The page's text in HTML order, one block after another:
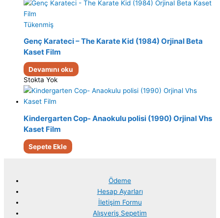
Tükenmiş
Genç Karateci – The Karate Kid (1984) Orjinal Beta
Kaset Film
Devamını oku
Stokta Yok
Kindergarten Cop- Anaokulu polisi (1990) Orjinal Vhs
Kaset Film
Sepete Ekle
Ödeme
Hesap Ayarları
İletişim Formu
Alışveriş Sepetim